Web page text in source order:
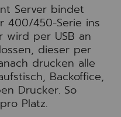
Server bindet
400/450-Serie ins
wird per USB an
dieser per
drucken alle
Backoffice,
Drucker. So
Platz.